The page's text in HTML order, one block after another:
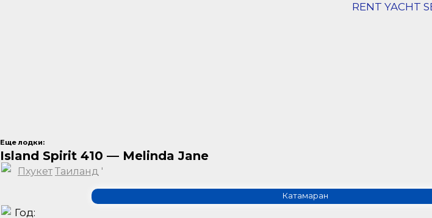
RENT YACHT
Еще лодки:
Island Spirit 410 — Melinda Jane
Пхукет Таиланд '
Катамаран
Год: